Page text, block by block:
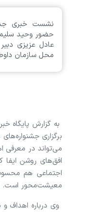
نشست خبری
حضور وحید
عادل عزیزی
محل سازمان
به گزارش پایگاه
برگزاری
می‌تواند در معرفی
افق‌های روشن ایفا
اجتماعی هم
معیشت‌محور است.